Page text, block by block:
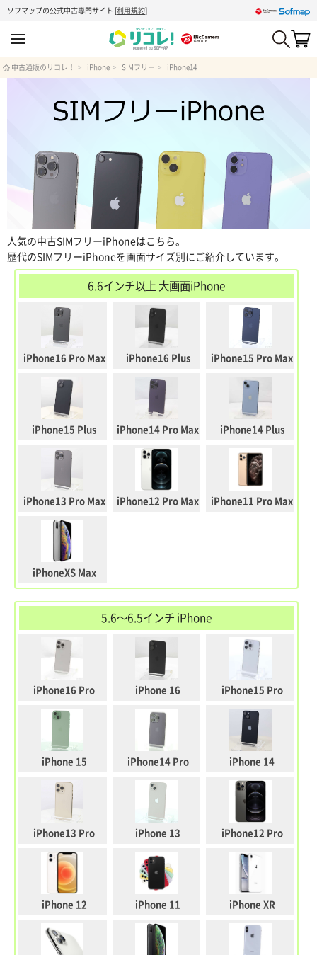
ソフマップの公式中古専門サイト [利用規約]
中古通販のリコレ！ iPhone SIMフリー iPhone14
人気の中古SIMフリーiPhoneはこちら。
歴代のSIMフリーiPhoneを画面サイズ別にご紹介しています。
6.6インチ以上 大画面iPhone
iPhone16 Pro Max iPhone16 Plus iPhone15 Pro Max
iPhone15 Plus iPhone14 Pro Max iPhone14 Plus
iPhone13 Pro Max iPhone12 Pro Max iPhone11 Pro Max
iPhoneXS Max
5.6～6.5インチ iPhone
iPhone16 Pro iPhone 16 iPhone15 Pro
iPhone 15 iPhone14 Pro iPhone 14
iPhone13 Pro iPhone 13 iPhone12 Pro
iPhone 12 iPhone 11 iPhone XR